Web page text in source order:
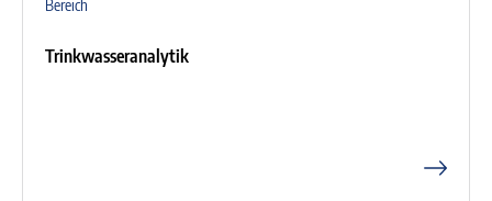
Bereich
Trinkwasseranalytik